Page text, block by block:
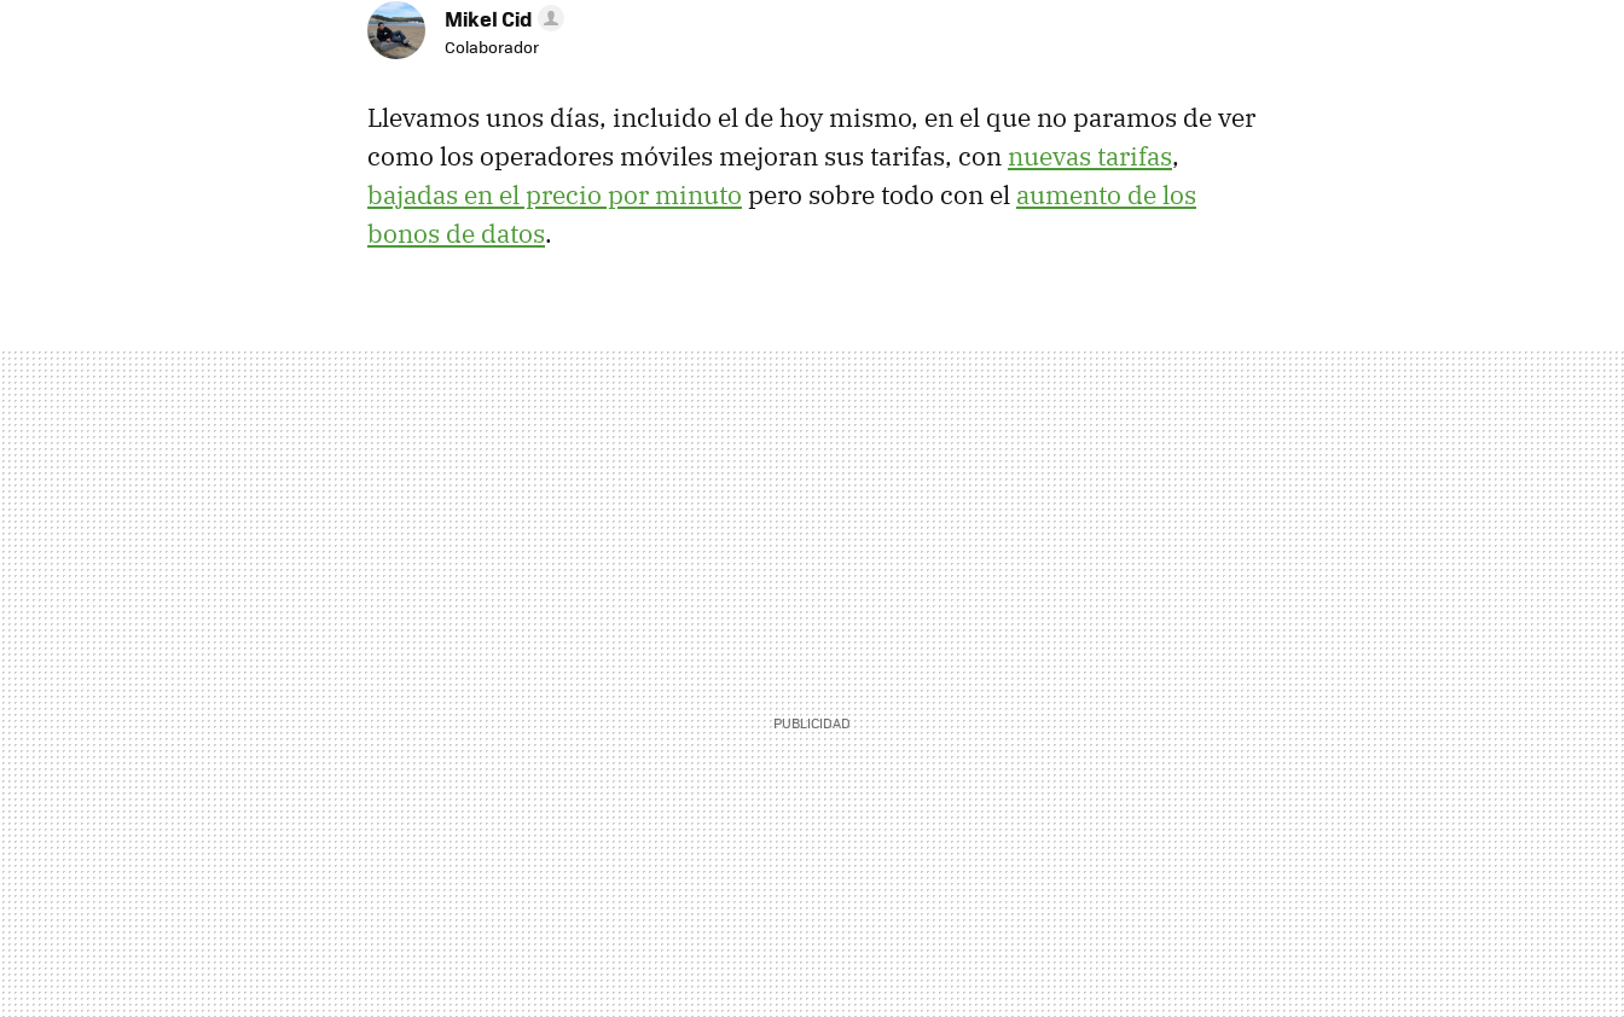
Mikel Cid
Colaborador
Llevamos unos días, incluido el de hoy mismo, en el que no paramos de ver
como los operadores móviles mejoran sus tarifas, con nuevas tarifas,
bajadas en el precio por minuto pero sobre todo con el aumento de los
bonos de datos.